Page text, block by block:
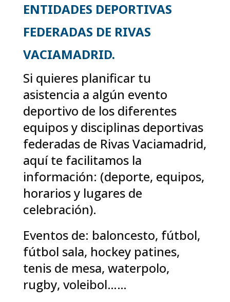
ENTIDADES DEPORTIVAS
FEDERADAS DE RIVAS
VACIAMADRID.
Si quieres planificar tu
asistencia a algún evento
deportivo de los diferentes
equipos y disciplinas deportivas
federadas de Rivas Vaciamadrid,
aquí te facilitamos la
información: (deporte, equipos,
horarios y lugares de
celebración).
Eventos de: baloncesto, fútbol,
fútbol sala, hockey patines,
tenis de mesa, waterpolo,
rugby, voleibol……